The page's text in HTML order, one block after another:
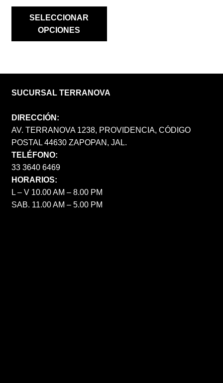
SELECCIONAR
OPCIONES
SUCURSAL TERRANOVA
DIRECCIÓN:
AV. TERRANOVA 1238, PROVIDENCIA, CÓDIGO
POSTAL 44630 ZAPOPAN, JAL.
TELÉFONO:
33 3640 6469
HORARIOS:
L – V 10.00 AM – 8.00 PM
SAB. 11.00 AM – 5.00 PM